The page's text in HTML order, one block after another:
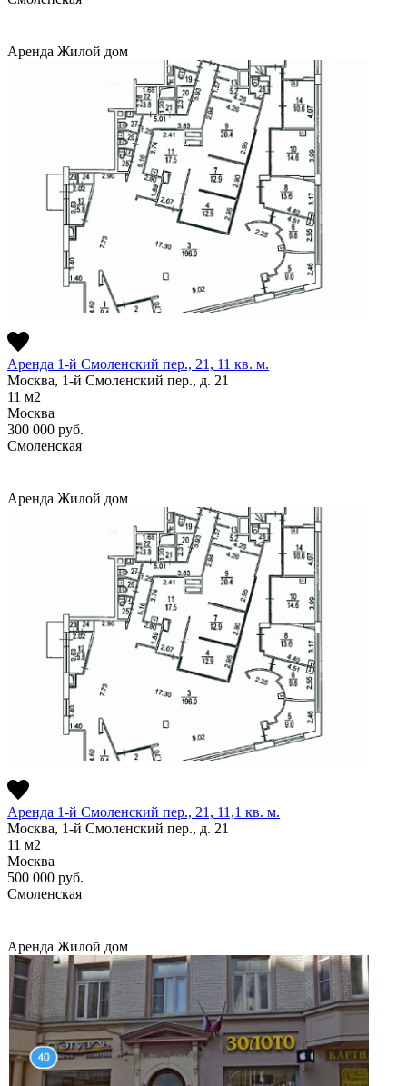
Аренда Жилой дом
Аренда 1-й Смоленский пер., 21, 11 кв. м.
Москва, 1-й Смоленский пер., д. 21
11 м2
Москва
300 000 руб.
Смоленская
Аренда Жилой дом
Аренда 1-й Смоленский пер., 21, 11,1 кв. м.
Москва, 1-й Смоленский пер., д. 21
11 м2
Москва
500 000 руб.
Смоленская
Аренда Жилой дом